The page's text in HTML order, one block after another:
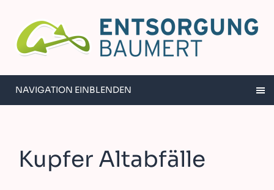
NAVIGATION EINBLENDEN
Kupfer Altabfälle